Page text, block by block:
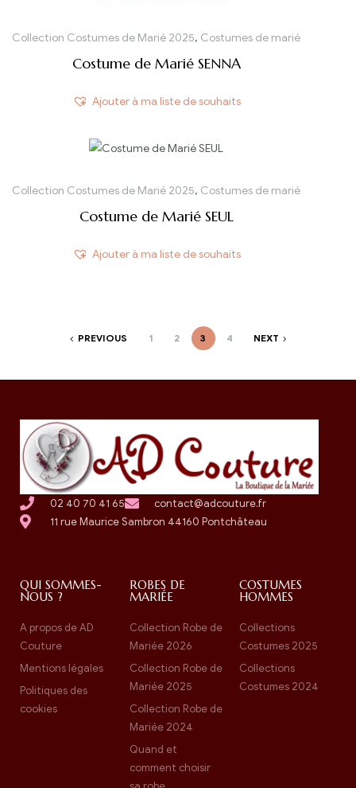
Collection Costumes de Marié 2025, Costumes de marié
Costume de Marié SENNA
Ajouter à ma liste de souhaits
Collection Costumes de Marié 2025, Costumes de marié
Costume de Marié SEUL
Ajouter à ma liste de souhaits
PREVIOUS 1 2 3 4 NEXT
02 40 70 41 65
contact@adcouture.fr
11 rue Maurice Sambron 44160 Pontchâteau
QUI SOMMES-
NOUS ?
A propos de AD
Couture
Mentions légales
Politiques des
cookies
ROBES DE
MARIÉE
Collection Robe de
Mariée 2026
Collection Robe de
Mariée 2025
Collection Robe de
Mariée 2024
Quand et
comment choisir
COSTUMES
HOMMES
Collections
Costumes 2025
Collections
Costumes 2024